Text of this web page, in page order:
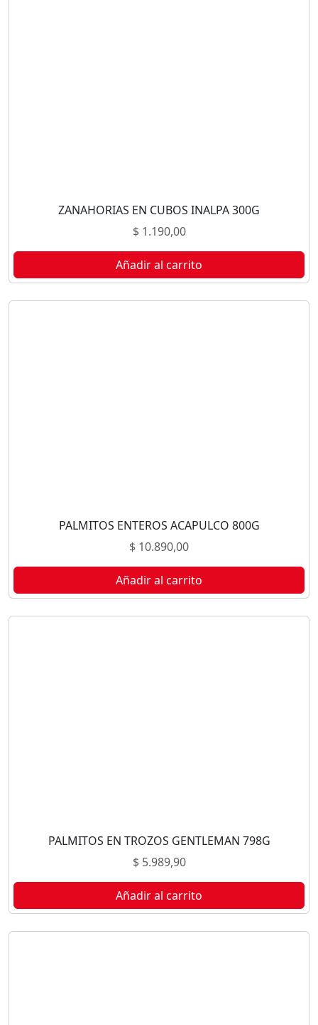
ZANAHORIAS EN CUBOS INALPA 300G
$1.190,00
Añadir al carrito
PALMITOS ENTEROS ACAPULCO 800G
$ 10.890,00
Añadir al carrito
PALMITOS EN TROZOS GENTLEMAN 798G
$5.989,90
Añadir al carrito